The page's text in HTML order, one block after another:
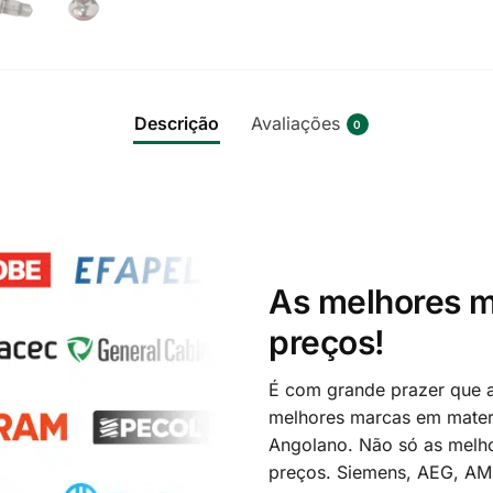
Descrição Avaliações 0
As melhores
preços!
É com grande prazer que
melhores marcas em
Angolano. Não só as
preços. Siemens, AEG,